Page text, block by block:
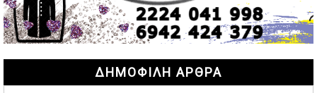
Μαρινάκης: Ο Ανδρουλάκης υπαναχώρησε στις
συμφωνίες για τις Ανεξάρτητες Αρχές
02/05/2026 | 09:36
Ψηφιακός έλεγχος στην αγορά: QR code για πωλήσεις
καπνικών και αλκοόλ σε 88.000 σημεία
02/05/2026 | 06:26
ΔΗΜΟΦΙΛΗ ΑΡΘΡΑ